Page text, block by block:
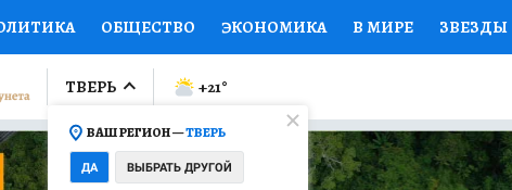
ОБЩЕСТВО ЭКОНОМИКА В МИРЕ ЗВЕЗДЫ
КОЛУМНИСТЫ ПРОИСШЕСТВИЯ
ОТКРЫВАЕМ МИР Я ЗНАЮ СЕМЬЯ ЖЕНСКИЕ
ТВЕРЬ
ВАШ РЕГИОН —ТВЕРЬ
ДА ВЫБРАТЬ ДРУГОЙ
+21°